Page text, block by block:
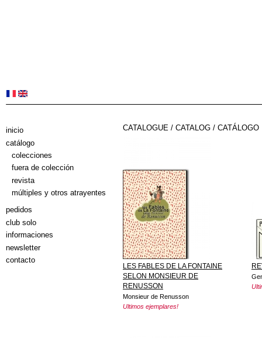
CATALOGUE / CATALOG / CATÁLOGO
LES FABLES DE LA FONTAINE
SELON MONSIEUR DE
RENUSSON
Monsieur de Renusson
Ultimos ejemplares!
inicio
catálogo
colecciones
fuera de colección
revista
múltiples y otros atrayentes
pedidos
club solo
informaciones
newsletter
contacto